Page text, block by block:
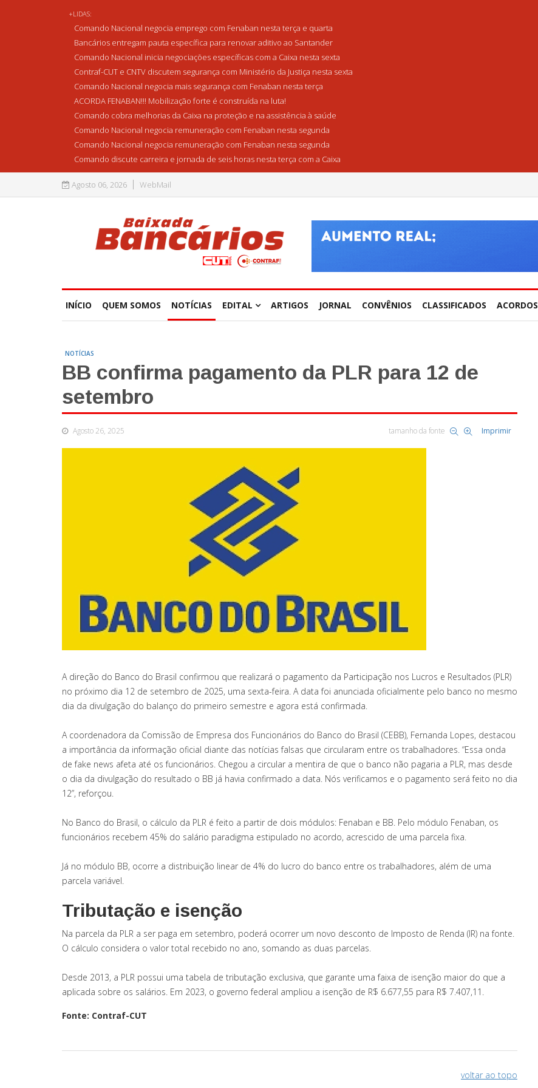
+LIDAS:
Comando Nacional negocia emprego com Fenaban nesta terça e quarta
Bancários entregam pauta específica para renovar aditivo ao Santander
Comando Nacional inicia negociações específicas com a Caixa nesta sexta
Contraf-CUT e CNTV discutem segurança com Ministério da Justiça nesta sexta
Comando Nacional negocia mais segurança com Fenaban nesta terça
ACORDA FENABAN!!! Mobilização forte é construída na luta!
Comando cobra melhorias da Caixa na proteção e na assistência à saúde
Comando Nacional negocia remuneração com Fenaban nesta segunda
Comando Nacional negocia remuneração com Fenaban nesta segunda
Comando discute carreira e jornada de seis horas nesta terça com a Caixa
Agosto 06, 2026 WebMail
INÍCIO QUEM SOMOS NOTÍCIAS EDITAL ARTIGOS JORNAL CONVÊNIOS CLASSIFICADOS ACORDOS
NOTÍCIAS
BB confirma pagamento da PLR para 12 de
setembro
Agosto 26, 2025 tamanho da fonte Imprimir
A direção do Banco do Brasil confirmou que realizará o pagamento da Participação nos Lucros e Resultados (PLR)
no próximo dia 12 de setembro de 2025, uma sexta-feira. A data foi anunciada oficialmente pelo banco no mesmo
dia da divulgação do balanço do primeiro semestre e agora está confirmada.
A coordenadora da Comissão de Empresa dos Funcionários do Banco do Brasil (CEBB), Fernanda Lopes, destacou
a importância da informação oficial diante das notícias falsas que circularam entre os trabalhadores. “Essa onda
de fake news afeta até os funcionários. Chegou a circular a mentira de que o banco não pagaria a PLR, mas desde
o dia da divulgação do resultado o BB já havia confirmado a data. Nós verificamos e o pagamento será feito no dia
12”, reforçou.
No Banco do Brasil, o cálculo da PLR é feito a partir de dois módulos: Fenaban e BB. Pelo módulo Fenaban, os
funcionários recebem 45% do salário paradigma estipulado no acordo, acrescido de uma parcela fixa.
Já no módulo BB, ocorre a distribuição linear de 4% do lucro do banco entre os trabalhadores, além de uma
parcela variável.
Tributação e isenção
Na parcela da PLR a ser paga em setembro, poderá ocorrer um novo desconto de Imposto de Renda (IR) na fonte.
O cálculo considera o valor total recebido no ano, somando as duas parcelas.
Desde 2013, a PLR possui uma tabela de tributação exclusiva, que garante uma faixa de isenção maior do que a
aplicada sobre os salários. Em 2023, o governo federal ampliou a isenção de R$ 6.677,55 para R$ 7.407,11.
Fonte: Contraf-CUT
voltar ao topo